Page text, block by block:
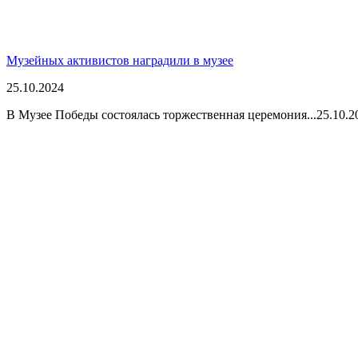
Музейных активистов наградили в музее
25.10.2024
В Музее Победы состоялась торжественная церемония...